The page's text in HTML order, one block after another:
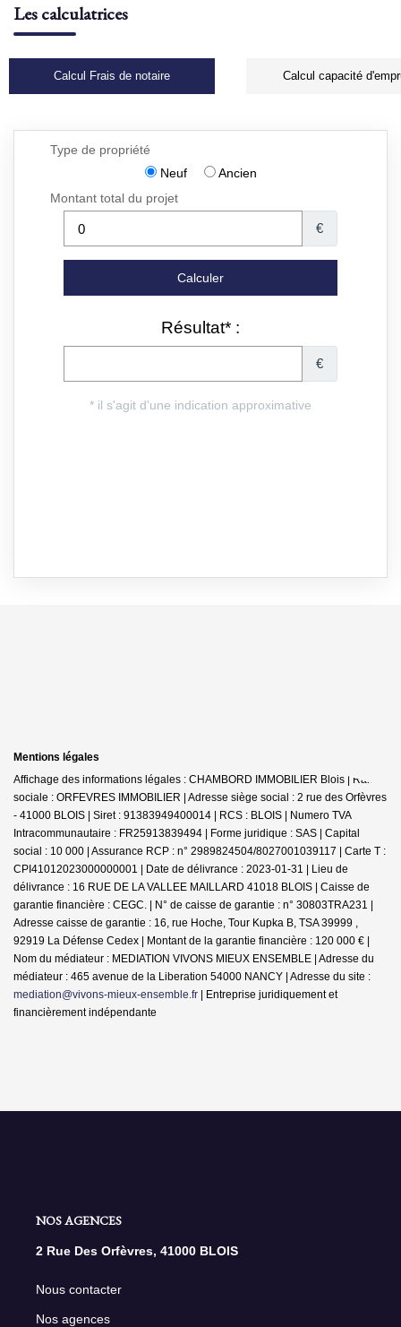
Les calculatrices
Calcul Frais de notaire Calcul capacité
Mentions légales
Affichage des informations légales : CHAMBORD IMMOBILIER Blois | Raison
sociale : ORFEVRES IMMOBILIER | Adresse siège social : 2 rue des Orfèvres
- 41000 BLOIS | Siret : 91383949400014 | RCS : BLOIS | Numero TVA
Intracommunautaire : FR25913839494 | Forme juridique : SAS | Capital
social : 10 000 | Assurance RCP : n° 2989824504/8027001039117 | Carte T :
CPI41012023000000001 | Date de délivrance : 2023-01-31 | Lieu de
délivrance : 16 RUE DE LA VALLEE MAILLARD 41018 BLOIS | Caisse de
garantie financière : CEGC. | N° de caisse de garantie : n° 30803TRA231 |
Adresse caisse de garantie : 16, rue Hoche, Tour Kupka B, TSA 39999 ,
92919 La Défense Cedex | Montant de la garantie financière : 120 000 € |
Nom du médiateur : MEDIATION VIVONS MIEUX ENSEMBLE | Adresse du
médiateur : 465 avenue de la Liberation 54000 NANCY | Adresse du site :
mediation@vivons-mieux-ensemble.fr | Entreprise juridiquement et
financièrement indépendante
NOS AGENCES
2 Rue Des Orfèvres, 41000 BLOIS
Nous contacter
Nos agences